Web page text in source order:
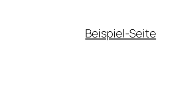
Beispiel-Seite